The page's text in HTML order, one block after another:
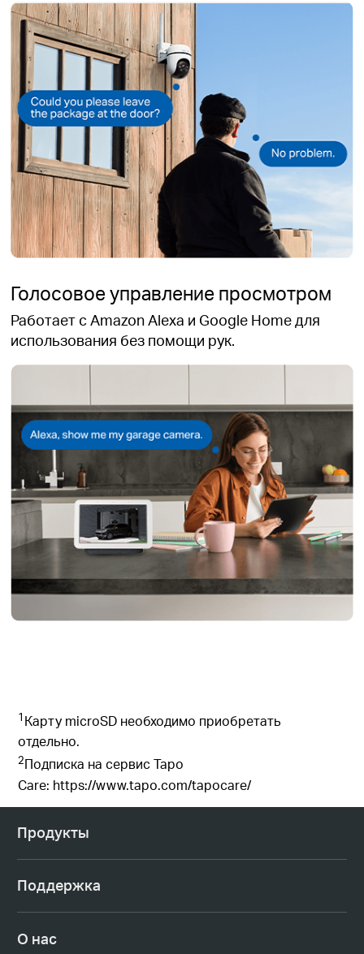
Голосовое управление просмотром
Работает с Amazon Alexa и Google Home для
использования без помощи рук.
1 Карту microSD необходимо приобретать
отдельно.
2Подписка на сервис Tapo
Care: https://www.tapo.com/tapocare/
Продукты
Поддержка
О нас